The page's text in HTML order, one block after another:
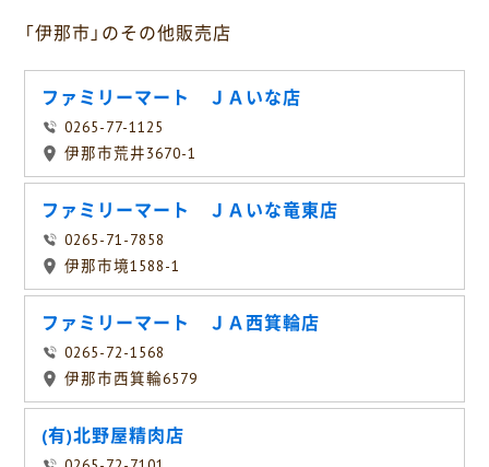
「伊那市」のその他販売店
ファミリーマート ＪＡいな店
0265-77-1125
伊那市荒井3670-1
ファミリーマート ＪＡいな竜東店
0265-71-7858
伊那市境1588-1
ファミリーマート ＪＡ西箕輪店
0265-72-1568
伊那市西箕輪6579
(有)北野屋精肉店